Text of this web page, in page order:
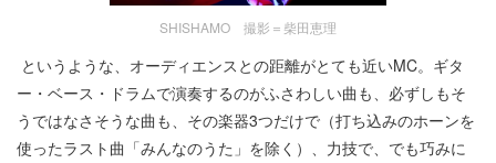
SHISHAMO 撮影＝柴田恵理
というような、オーディエンスとの距離がとても近いMC。ギタ
ー・ベース・ドラムで演奏するのがふさわしい曲も、必ずしもそ
うではなさそうな曲も、その楽器3つだけで（打ち込みのホーンを
使ったラスト曲「みんなのうた」を除く）、力技で、でも巧みに